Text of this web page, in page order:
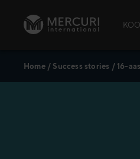
Home/Success stories / 16-